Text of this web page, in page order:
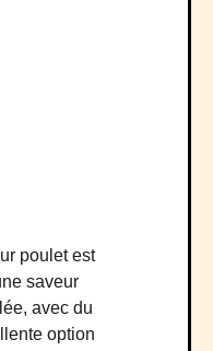
poulet est
saveur
avec du
option